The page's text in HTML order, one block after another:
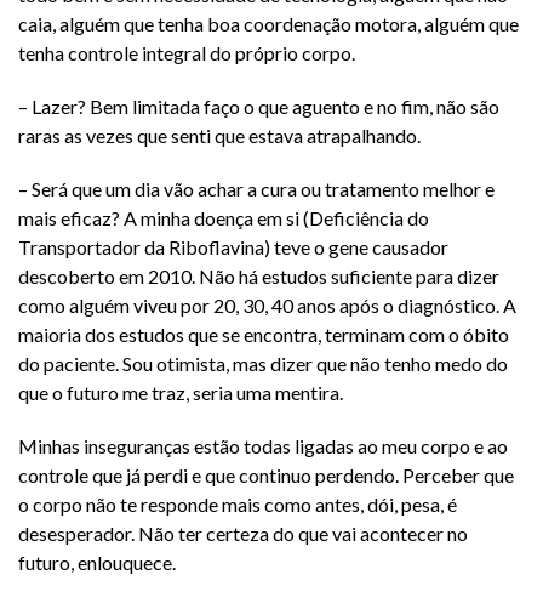
caia, alguém que tenha boa coordenação motora, alguém que
tenha controle integral do próprio corpo.
– Lazer? Bem limitada faço o que aguento e no fim, não são
raras as vezes que senti que estava atrapalhando.
– Será que um dia vão achar a cura ou tratamento melhor e
mais eficaz? A minha doença em si (Deficiência do
Transportador da Riboflavina) teve o gene causador
descoberto em 2010. Não há estudos suficiente para dizer
como alguém viveu por 20, 30, 40 anos após o diagnóstico. A
maioria dos estudos que se encontra, terminam com o óbito
do paciente. Sou otimista, mas dizer que não tenho medo do
que o futuro me traz, seria uma mentira.
Minhas inseguranças estão todas ligadas ao meu corpo e ao
controle que já perdi e que continuo perdendo. Perceber que
o corpo não te responde mais como antes, dói, pesa, é
desesperador. Não ter certeza do que vai acontecer no
futuro, enlouquece.